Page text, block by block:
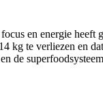
en energie heeft
kg te verliezen en